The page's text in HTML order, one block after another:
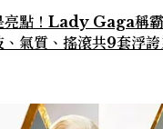
亮點！Lady Gaga稱
、氣質、搖滾共9套浮